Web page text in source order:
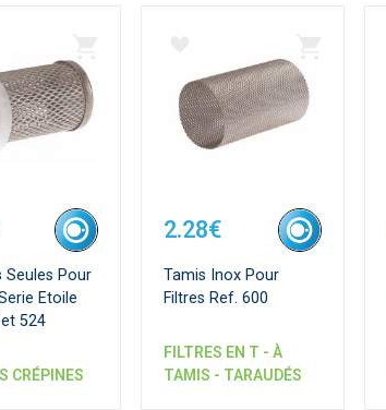
Seules Pour
Etoile
524
CRÉPINES
2.28€
Tamis Inox Pour
Filtres Ref. 600
FILTRES EN T - À
TAMIS - TARAUDÉS